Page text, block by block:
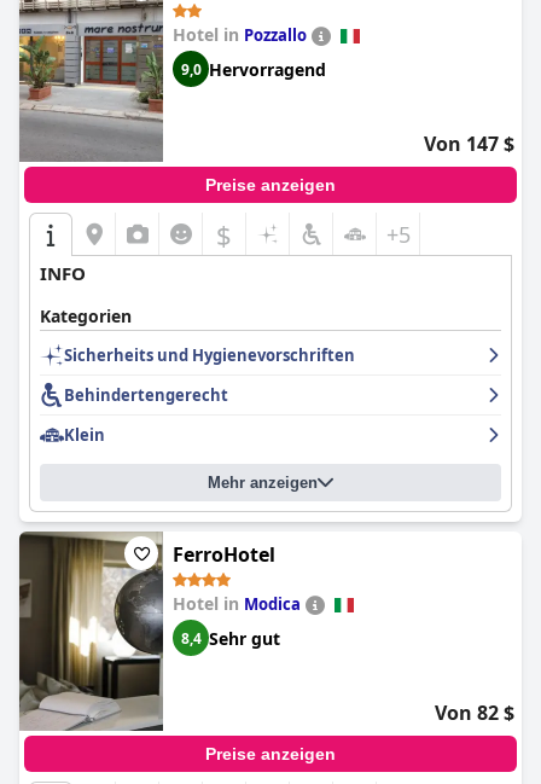
Hotel in Pozzallo
9,0 Hervorragend
Von 147 $
Preise anzeigen
$ +5
INFO
Kategorien
Sicherheits und Hygienevorschriften
Behindertengerecht
Klein
Mehr anzeigen
FerroHotel
Hotel in Modica
8,4 Sehr gut
Von 82 $
Preise anzeigen